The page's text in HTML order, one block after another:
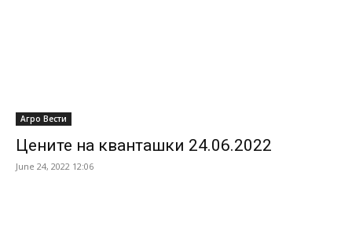
Агро Вести
Цените на кванташки 24.06.2022
June 24, 2022 12:06